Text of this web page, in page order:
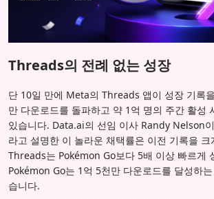
Threads의 전례 없는 성장
단 10일 만에 Meta의 Threads 앱이 성장 기록
만 다운로드를 돌파하고 약 1억 명의 주간 활성
있습니다. Data.ai의 선임 이사 Randy Nelson
라고 설명한 이 놀라운 채택률은 이전 기록을 크
Threads는 Pokémon Go보다 5배 이상 빠르게
Pokémon Go는 1억 5천만 다운로드를 달성하
습니다.